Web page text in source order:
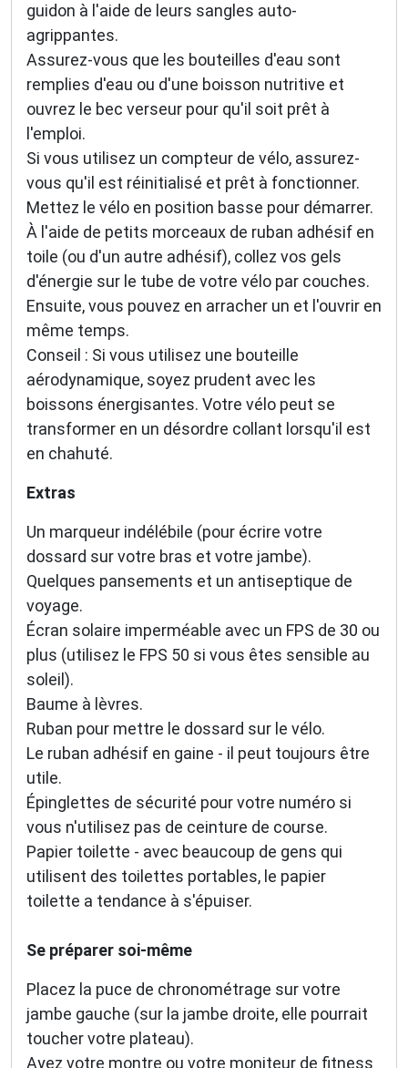
guidon à l'aide de leurs sangles auto-
agrippantes.
Assurez-vous que les bouteilles d'eau sont
remplies d'eau ou d'une boisson nutritive et
ouvrez le bec verseur pour qu'il soit prêt à
l'emploi.
Si vous utilisez un compteur de vélo, assurez-
vous qu'il est réinitialisé et prêt à fonctionner.
Mettez le vélo en position basse pour démarrer.
À l'aide de petits morceaux de ruban adhésif en
toile (ou d'un autre adhésif), collez vos gels
d'énergie sur le tube de votre vélo par couches.
Ensuite, vous pouvez en arracher un et l'ouvrir en
même temps.
Conseil : Si vous utilisez une bouteille
aérodynamique, soyez prudent avec les
boissons énergisantes. Votre vélo peut se
transformer en un désordre collant lorsqu'il est
en chahuté.
Extras
Un marqueur indélébile (pour écrire votre
dossard sur votre bras et votre jambe).
Quelques pansements et un antiseptique de
voyage.
Écran solaire imperméable avec un FPS de 30 ou
plus (utilisez le FPS 50 si vous êtes sensible au
soleil).
Baume à lèvres.
Ruban pour mettre le dossard sur le vélo.
Le ruban adhésif en gaine - il peut toujours être
utile.
Épinglettes de sécurité pour votre numéro si
vous n'utilisez pas de ceinture de course.
Papier toilette - avec beaucoup de gens qui
utilisent des toilettes portables, le papier
toilette a tendance à s'épuiser.
Se préparer soi-même
Placez la puce de chronométrage sur votre
jambe gauche (sur la jambe droite, elle pourrait
toucher votre plateau).
Ayez votre montre ou votre moniteur de fitness